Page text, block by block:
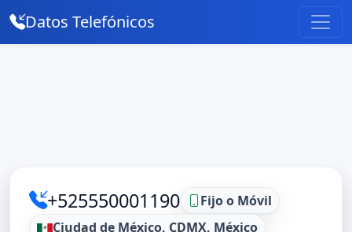
Datos Telefónicos
+525550001190
Fijo o Móvil
Ciudad de México, CDMX, México